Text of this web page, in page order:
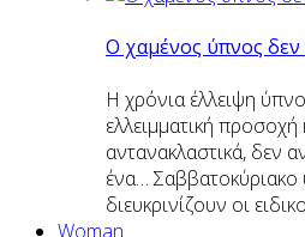
Ο χαμένος ύπνος
Η χρόνια έλλειψη
ελλειμματική προσοχή
αντανακλαστικά, δεν
ένα… Σαββατοκύριακο
διευκρινίζουν οι
Woman